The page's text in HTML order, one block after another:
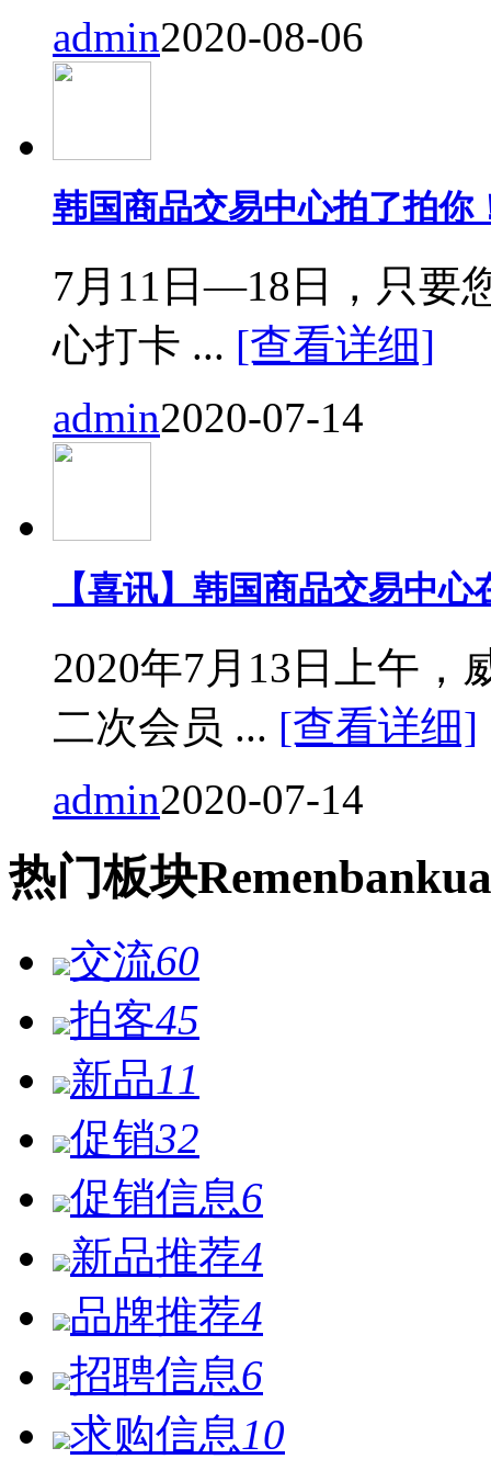
admin2020-08-06
韩国商品交易中心拍了拍你
7月11日—18日，只要
心打卡 ... [查看详细]
admin2020-07-14
【喜讯】韩国商品交易中
2020年7月13日上午，
二次会员 ... [查看详细]
admin2020-07-14
热门板块Remen
交流60
拍客45
新品11
促销32
促销信息6
新品推荐4
品牌推荐4
招聘信息6
求购信息 10